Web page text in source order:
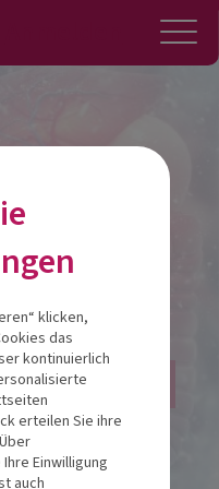
Konto
3 Linz
klicken,
das
kontinuierlich
erteilen Sie ihre
Einwilligung
auch